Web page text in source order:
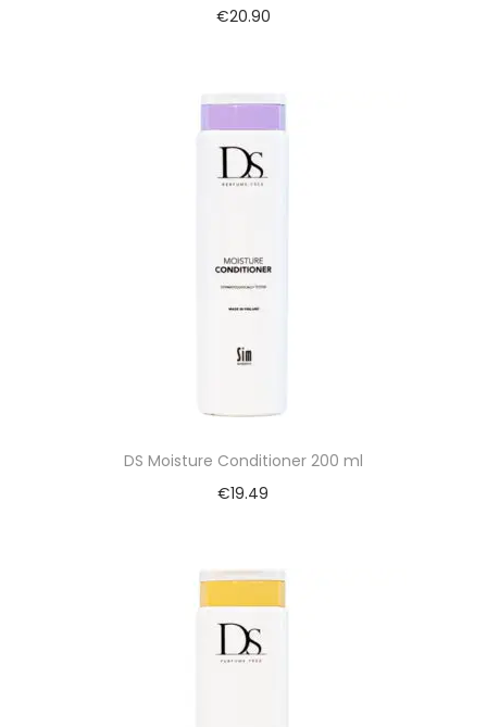
€20.90
DS Moisture Conditioner 200 ml
€19.49